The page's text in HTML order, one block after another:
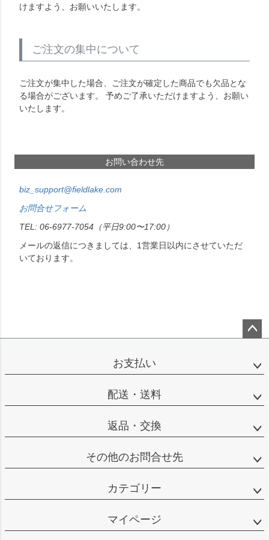
けますよう、お願いいたします。
ご注文の集中について
ご注文が集中した場合、ご注文が確定した商品でも欠品とな
る場合がございます。 予めご了承いただけますよう、お願い
いたします。
お問い合わせ先
biz_support@fieldlake.com
お問合せフォーム
06-6977-7054 （平日9:00〜17:00）
メールの返信につきましては、1営業日以内にさせていただ
いております。
ップ
お支払い
配送・送料
返品・交換
その他のお問合せ先
カテゴリー
マイページ